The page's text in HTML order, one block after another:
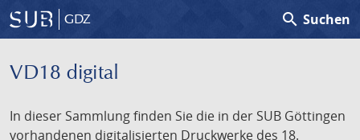
GDZ search Suchen
VD18 digital
In dieser Sammlung finden Sie die in der SUB Göttingen
vorhandenen digitalisierten Druckwerke des 18.